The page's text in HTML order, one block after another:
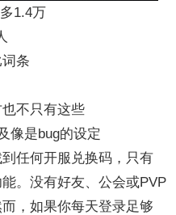
1.4万
条
不只有这些
像是bug的设定
任何开服兑换码，只有
。没有好友、公会或PVP
，如果你每天登录足够